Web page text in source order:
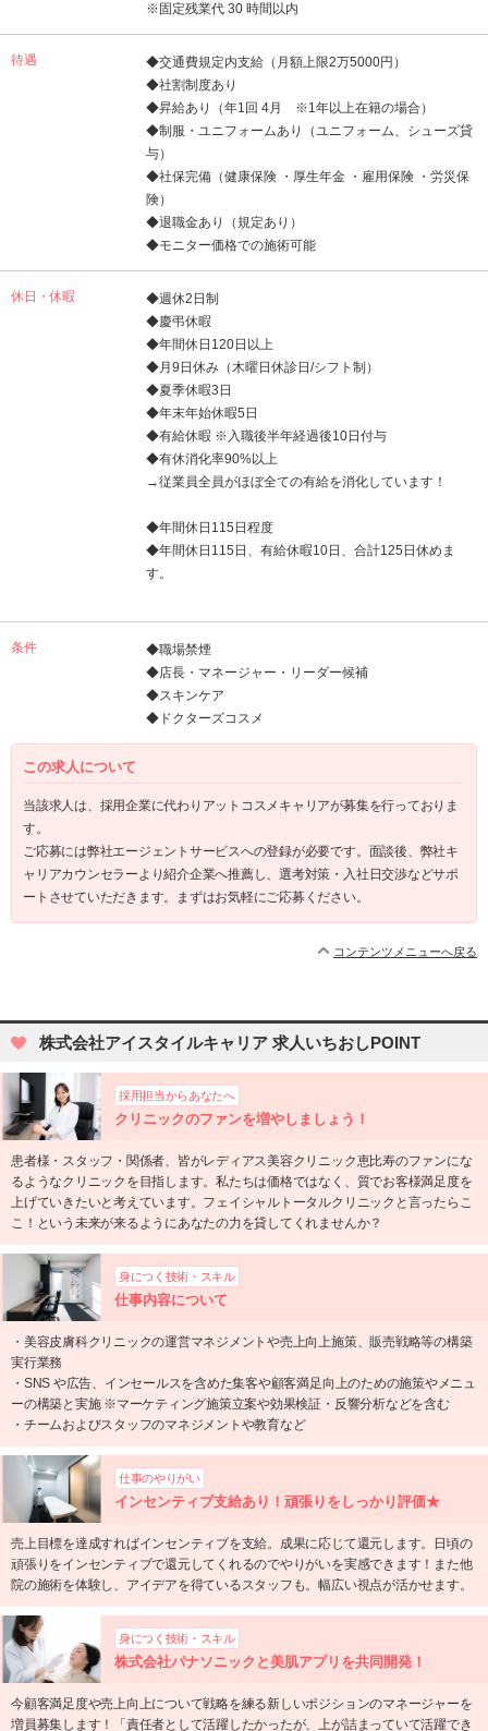
※固定残業代 30 時間以内
待遇
◆交通費規定内支給（月額上限2万5000円）
◆社割制度あり
◆昇給あり（年1回 4月 ※1年以上在籍の場合）
◆制服・ユニフォームあり（ユニフォーム、シューズ貸
与）
◆社保完備（健康保険 ・厚生年金 ・雇用保険 ・労災保
険）
◆退職金あり（規定あり）
◆モニター価格での施術可能
休日・休暇
◆週休2日制
◆慶弔休暇
◆年間休日120日以上
◆月9日休み（木曜日休診日/シフト制）
◆夏季休暇3日
◆年末年始休暇5日
◆有給休暇 ※入職後半年経過後10日付与
◆有休消化率90%以上
→従業員全員がほぼ全ての有給を消化しています！
◆年間休日115日程度
◆年間休日115日、有給休暇10日、合計125日休めま
す。
条件
◆職場禁煙
◆店長・マネージャー・リーダー候補
◆スキンケア
◆ドクターズコスメ
この求人について
当該求人は、採用企業に代わりアットコスメキャリアが募集を行っておりま
す。
ご応募には弊社エージェントサービスへの登録が必要です。面談後、弊社キ
ャリアカウンセラーより紹介企業へ推薦し、選考対策・入社日交渉などサポ
ートさせていただきます。まずはお気軽にご応募ください。
コンテンツメニューへ戻る
株式会社アイスタイルキャリア 求人いちおしPOINT
採用担当からあなたへ
クリニックのファンを増やしましょう！
患者様・スタッフ・関係者、皆がレディアス美容クリニック恵比寿のファンにな
るようなクリニックを目指します。私たちは価格ではなく、質でお客様満足度を
上げていきたいと考えています。フェイシャルトータルクリニックと言ったらこ
こ！という未来が来るようにあなたの力を貸してくれませんか？
身につく技術・スキル
仕事内容について
・美容皮膚科クリニックの運営マネジメントや売上向上施策、販売戦略等の構築
実行業務
・SNS や広告、インセールスを含めた集客や顧客満足向上のための施策やメニュ
ーの構築と実施 ※マーケティング施策立案や効果検証・反響分析などを含む
・チームおよびスタッフのマネジメントや教育など
仕事のやりがい
インセンティブ支給あり！頑張りをしっかり評価★
売上目標を達成すればインセンティブを支給。成果に応じて還元します。日頃の
頑張りをインセンティブで還元してくれるのでやりがいを実感できます！また他
院の施術を体験し、アイデアを得ているスタッフも。幅広い視点が活かせます。
身につく技術・スキル
株式会社パナソニックと美肌アプリを共同開発！
今顧客満足度や売上向上について戦略を練る新しいポジションのマネージャーを
増員募集します！「責任者として活躍したかったが、上が詰まっていて活躍でき